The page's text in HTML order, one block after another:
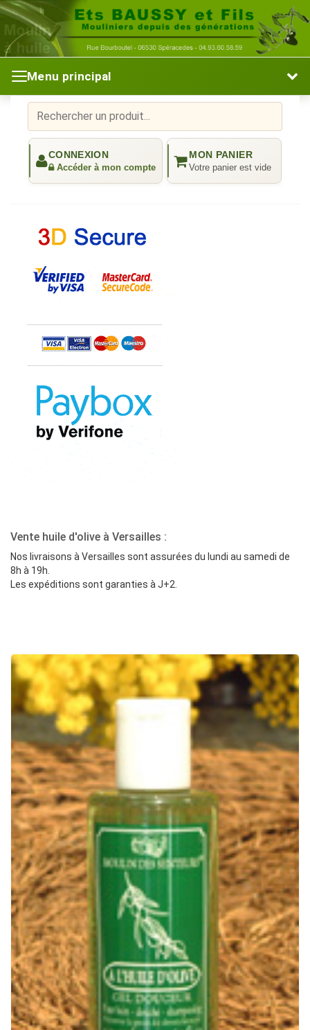
Menu principal
Vente huile d'olive à Versailles :
Nos livraisons à Versailles sont assurées du lundi au samedi de
8h à 19h.
Les expéditions sont garanties à J+2.